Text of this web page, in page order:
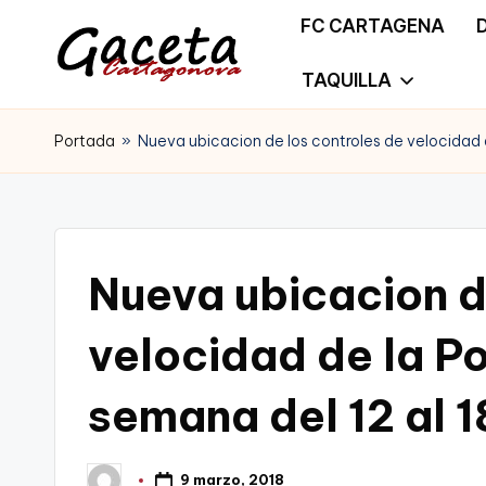
Saltar
al
G
a
e
Gaceta
Cartagonova,
FC CARTAGENA
TAQUILLA
Portada » Nueva ubicacion de los controles de velocidad
Nueva ubicacion
velocidad de la
semana del 12 al
9 marzo, 2018